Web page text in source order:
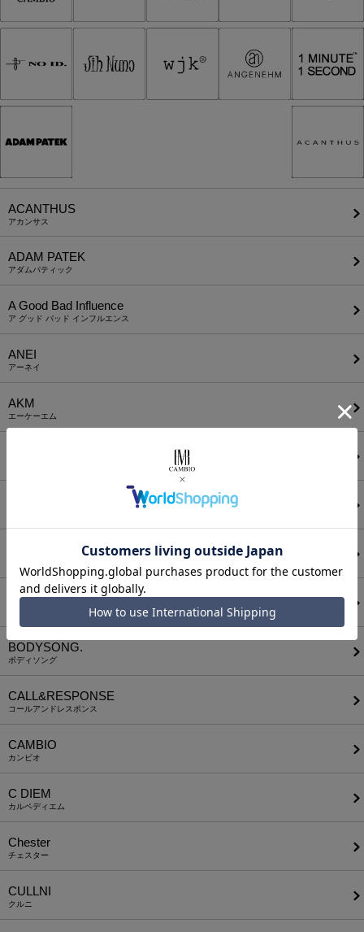
ACANTHUS
アカンサス
ADAM PATEK
アダムパティック
A Good Bad Influence
ア グッド バッド インフルエンス
ANEI
アーネイ
AKM
エーケーエム
ATTACHMENT
AUI NITE
BODYSONG.
ボディソング
CALL&RESPONSE
コールアンドレスポンス
CAMBIO
カンビオ
C DIEM
カルペディエム
Chester
チェスター
CULLNI
クルニ